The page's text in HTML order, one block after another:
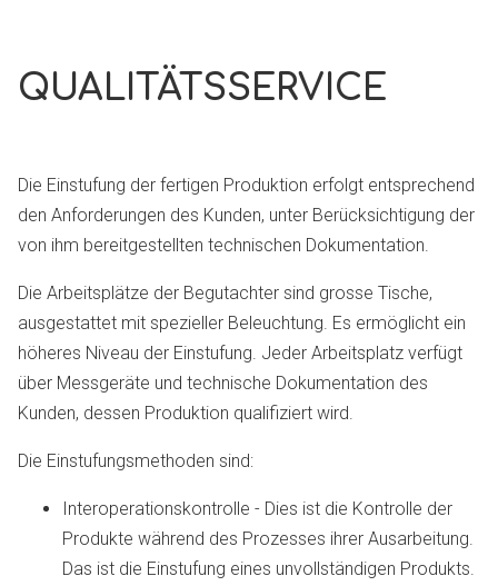
QUALITÄTSSERVICE
Die Einstufung der fertigen Produktion erfolgt entsprechend
den Anforderungen des Kunden, unter Berücksichtigung der
von ihm bereitgestellten technischen Dokumentation.
Die Arbeitsplätze der Begutachter sind grosse Tische,
ausgestattet mit spezieller Beleuchtung. Es ermöglicht ein
höheres Niveau der Einstufung. Jeder Arbeitsplatz verfügt
über Messgeräte und technische Dokumentation des
Kunden, dessen Produktion qualifiziert wird.
Die Einstufungsmethoden sind:
Interoperationskontrolle - Dies ist die Kontrolle der
Produkte während des Prozesses ihrer Ausarbeitung.
Dаs ist die Einstufung eines unvollständigen Produkts.